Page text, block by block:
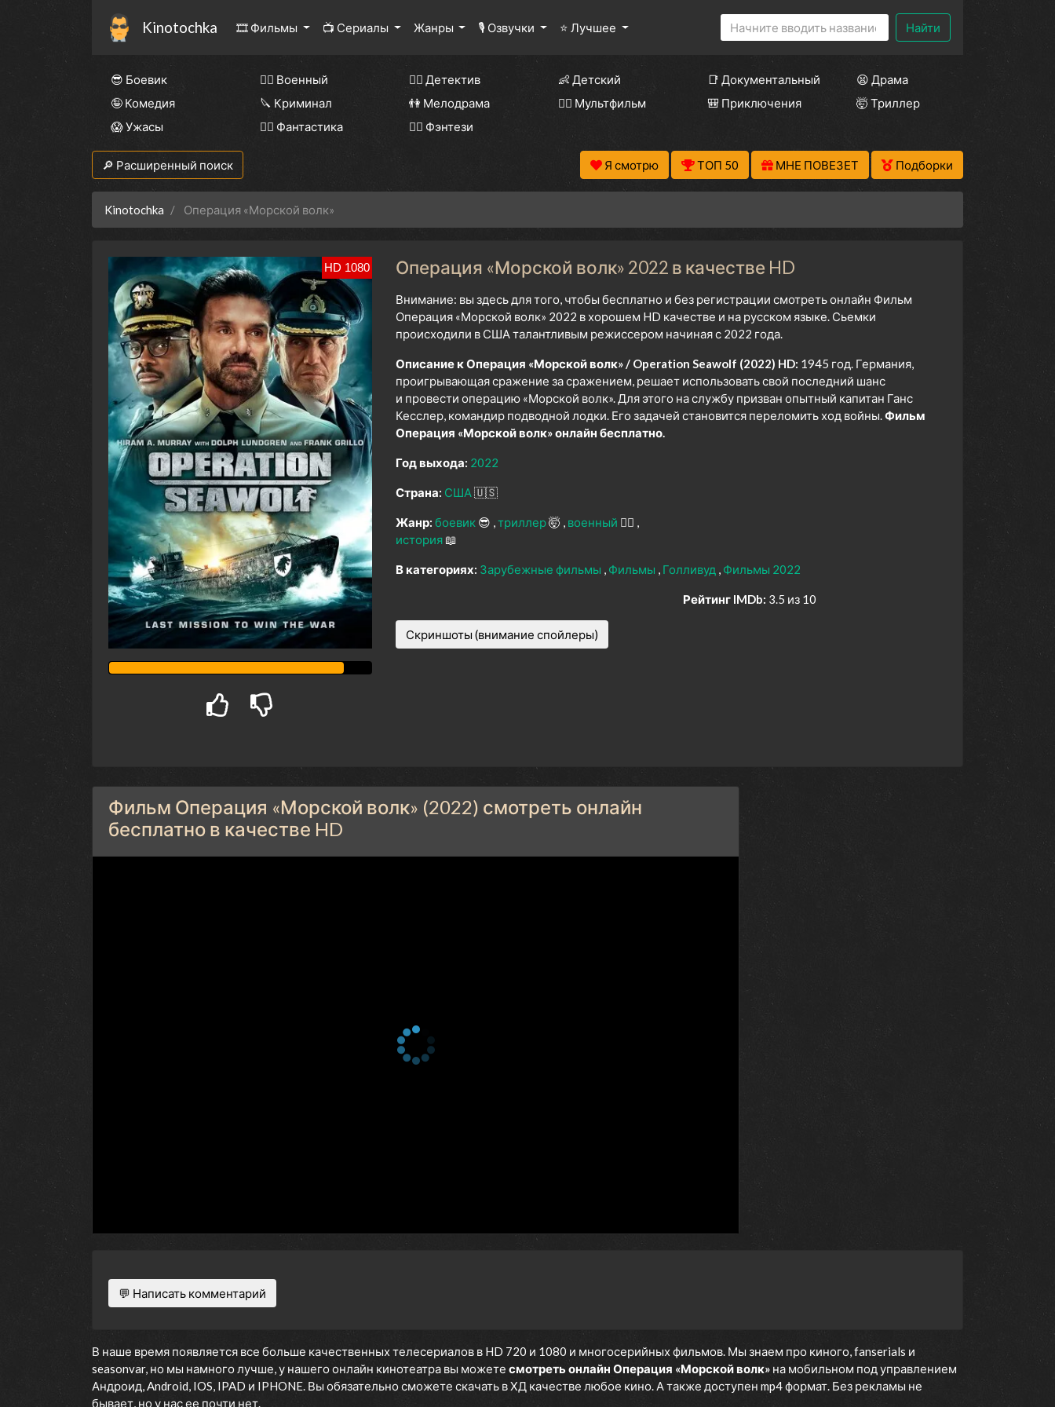
Kinotochka 🎞 Фильмы 📺 Сериалы Жанры 🎙 Озвучки ⭐ Лучшее Найти
😎 Боевик 👨‍✈️ Военный 🕵️‍♂️ Детектив 👶 Детский 📑 Документальный
😫 Драма
🤪 Комедия
🔪 Криминал 👫 Мелодрама 🧚‍♀️ Мультфильм 🎒 Приключения
🤯 Триллер
😱 Ужасы
🧙‍♀️ Фантастика 🧝‍♂️ Фэнтези
🔎 Расширенный поиск Я смотрю ТОП 50 МНЕ ПОВЕЗЕТ Подборки
Kinotochka Операция «Морской волк»
HD 1080 Операция «Морской волк» 2022 в качестве HD
Внимание: вы здесь для того, чтобы бесплатно и без регистрации смотреть онлайн Фильм
Операция «Морской волк» 2022 в хорошем HD качестве и на русском языке. Сьемки
происходили в США талантливым режиссером начиная с 2022 года.
Описание к Операция «Морской волк» / Operation Seawolf (2022) HD: 1945 год. Германия,
проигрывающая сражение за сражением, решает использовать свой последний шанс
и провести операцию «Морской волк». Для этого на службу призван опытный капитан Ганс
Кесслер, командир подводной лодки. Его задачей становится переломить ход войны.Фильм
Операция «Морской волк» онлайн бесплатно.
Год выхода: 2022
Страна: США🇺🇸
Жанр: боевик 😎 триллер🤯 военный 👨‍✈️
история 📖
В категориях: Зарубежные фильмы Фильмы Голливуд Фильмы 2022
Рейтинг IMDb: 3.5 из 10
Скриншоты (внимание спойлеры)
Фильм Операция «Морской волк» (2022) смотреть онлайн
бесплатно в качестве HD
💬 Написать комментарий
В наше время появляется все больше качественных телесериалов в HD 720 и 1080 и многосерийных фильмов. Мы знаем про киного, fanserials и
seasonvar, но мы намного лучше, у нашего онлайн кинотеатра вы можете смотреть онлайн Операция «Морской волк» на мобильном под управлением
Андроид, Android, IOS, IPAD и IPHONE. Вы обязательно сможете скачать в ХД качестве любое кино. А также доступен mp4 формат. Без рекламы не
бывает, но у нас ее почти нет.